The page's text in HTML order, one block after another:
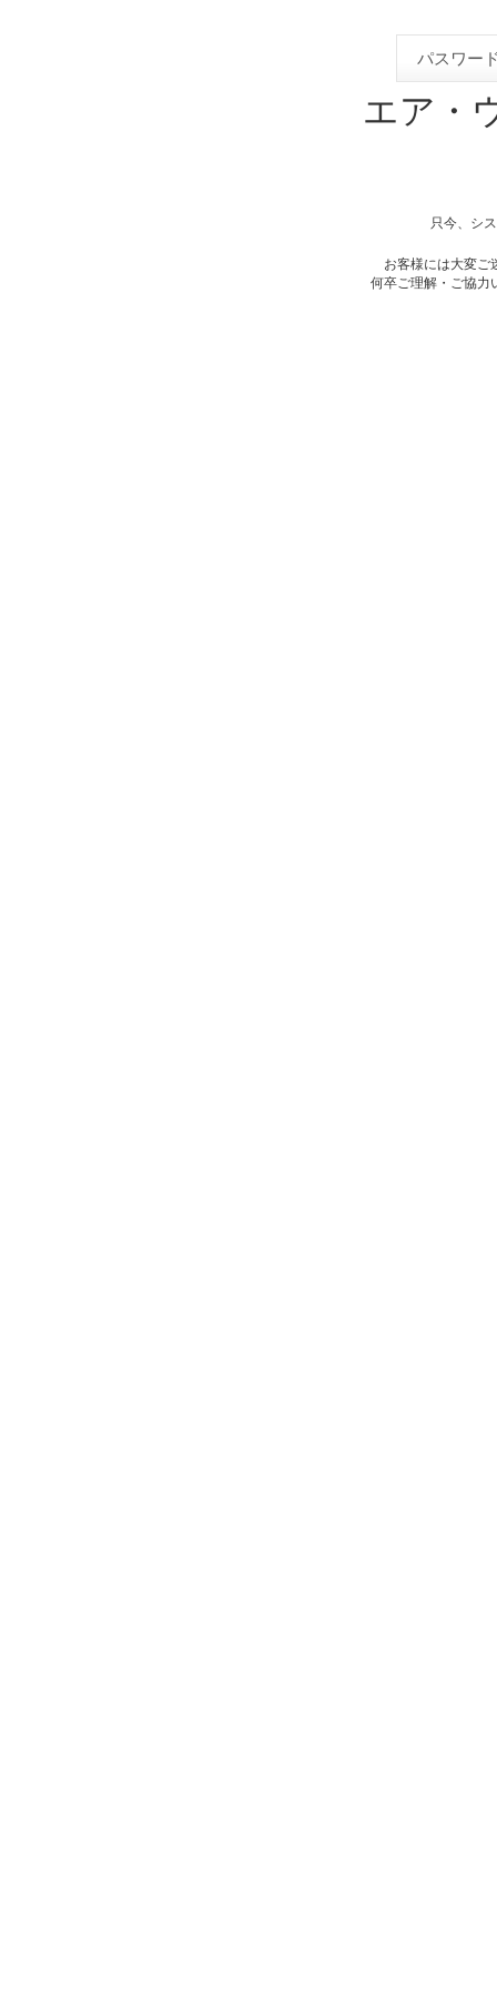
パスワー
エア・
只今、シ
お客様には大変ご
何卒ご理解・ご協力